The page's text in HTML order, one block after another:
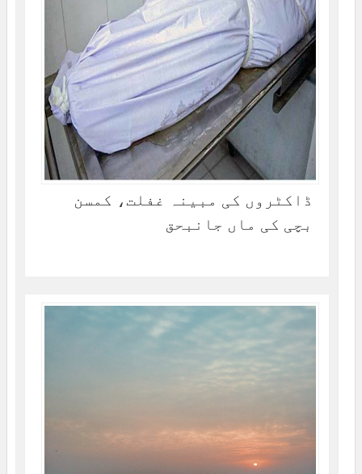
ڈاکٹروں کی مبینہ غفلت، کمسن
بچی کی ماں جانبحق